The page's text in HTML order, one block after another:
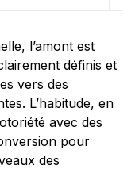
l’amont est
définis et
vers des
L’habitude, en
avec des
pour
des